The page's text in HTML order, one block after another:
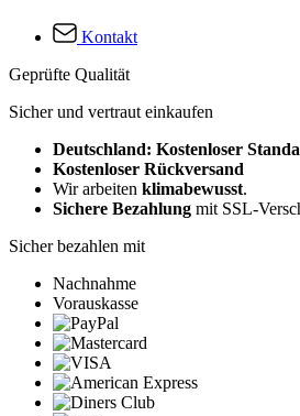
Kontakt
Geprüfte Qualität
Sicher und vertraut einkaufen
Deutschland: Kostenloser
Kostenloser Rückversand
Wir arbeiten klimabewusst.
Sichere Bezahlung mit SSL-
Sicher bezahlen mit
Nachnahme
Vorauskasse